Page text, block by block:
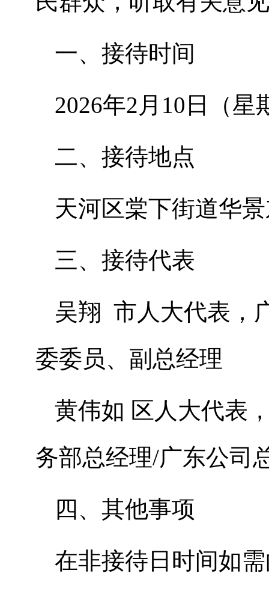
一、接待时间
2026年2月10日（星
二、接待地点
天河区棠下街道华
三、接待代表
吴翔 市人大代表，
委委员、副总经理
黄伟如 区人大代表
务部总经理/广东公司
四、其他事项
在非接待日时间如